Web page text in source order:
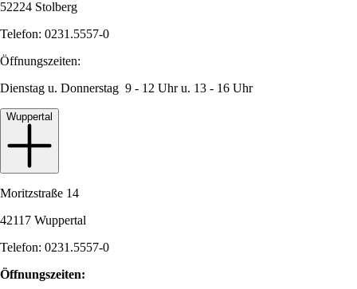
52224 Stolberg
Telefon: 0231.5557-0
Öffnungszeiten:
Dienstag u. Donnerstag 9 - 12 Uhr u. 13 - 16 Uhr
Wuppertal
Moritzstraße 14
42117 Wuppertal
Telefon: 0231.5557-0
Öffnungszeiten: